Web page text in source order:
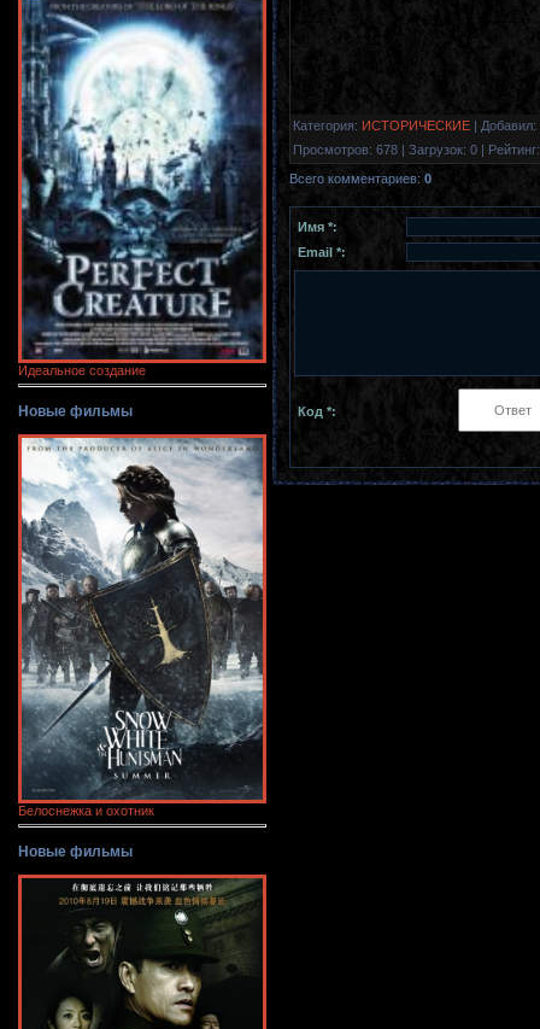
Идеальное создание
Новые фильмы
Белоснежка и охотник
Новые фильмы
Категория: ИСТОРИЧЕСКИЕ | Добавил:
Просмотров: 678 | Загрузок: 0 | Рейтинг:
Всего комментариев: 0
Имя *:
Email *:
Код *: